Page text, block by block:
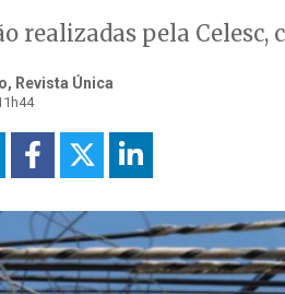
realizadas pela
Revista Única